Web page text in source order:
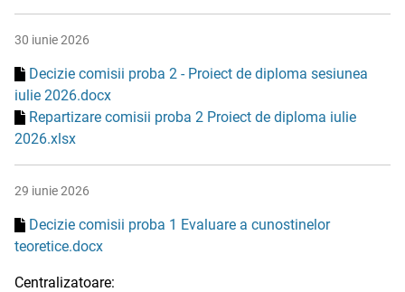
30 iunie 2026
Decizie comisii proba 2 - Proiect de diploma sesiunea
iulie 2026.docx
Repartizare comisii proba 2 Proiect de diploma iulie
2026.xlsx
29 iunie 2026
Decizie comisii proba 1 Evaluare a cunostinelor
teoretice.docx
Centralizatoare: